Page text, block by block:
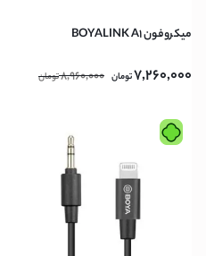
میکروفون BOYALINK A1
7,260,000تومان 8,960,000تومان